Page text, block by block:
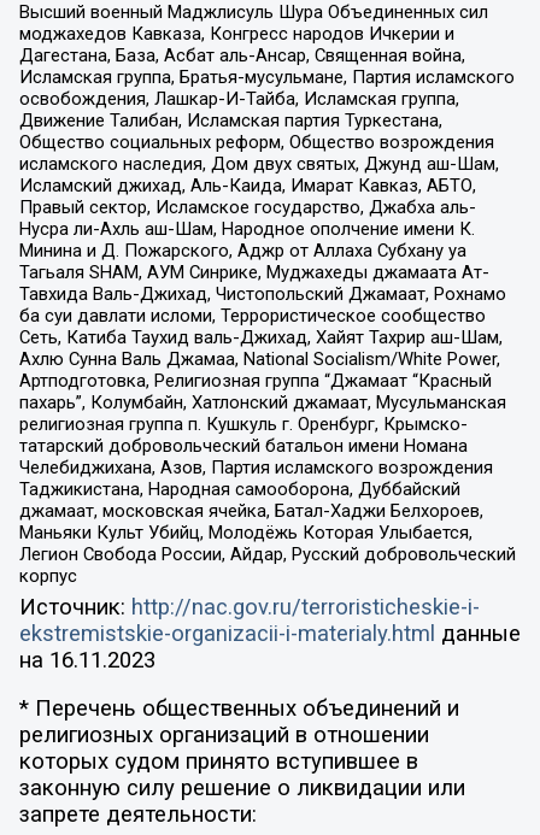
Высший военный Маджлисуль Шура Объединенных сил
моджахедов Кавказа, Конгресс народов Ичкерии и
Дагестана, База, Асбат аль-Ансар, Священная война,
Исламская группа, Братья-мусульмане, Партия исламского
освобождения, Лашкар-И-Тайба, Исламская группа,
Движение Талибан, Исламская партия Туркестана,
Общество социальных реформ, Общество возрождения
исламского наследия, Дом двух святых, Джунд аш-Шам,
Исламский джихад, Аль-Каида, Имарат Кавказ, АБТО,
Правый сектор, Исламское государство, Джабха аль-
Нусра ли-Ахль аш-Шам, Народное ополчение имени К.
Минина и Д. Пожарского, Аджр от Аллаха Субхану уа
Тагьаля SHAM, АУМ Синрике, Муджахеды джамаата Ат-
Тавхида Валь-Джихад, Чистопольский Джамаат, Рохнамо
ба суи давлати исломи, Террористическое сообщество
Сеть, Катиба Таухид валь-Джихад, Хайят Тахрир аш-Шам,
Ахлю Сунна Валь Джамаа, National Socialism/White Power,
Артподготовка, Религиозная группа “Джамаат “Красный
пахарь”, Колумбайн, Хатлонский джамаат, Мусульманская
религиозная группа п. Кушкуль г. Оренбург, Крымско-
татарский добровольческий батальон имени Номана
Челебиджихана, Азов, Партия исламского возрождения
Таджикистана, Народная самооборона, Дуббайский
джамаат, московская ячейка, Батал-Хаджи Белхороев,
Маньяки Культ Убийц, Молодёжь Которая Улыбается,
Легион Свобода России, Айдар, Русский добровольческий
корпус
Источник: http://nac.gov.ru/terroristicheskie-i-
ekstremistskie-organizacii-i-materialy.html данные
на 16.11.2023
* Перечень общественных объединений и
религиозных организаций в отношении
которых судом принято вступившее в
законную силу решение о ликвидации или
запрете деятельности: